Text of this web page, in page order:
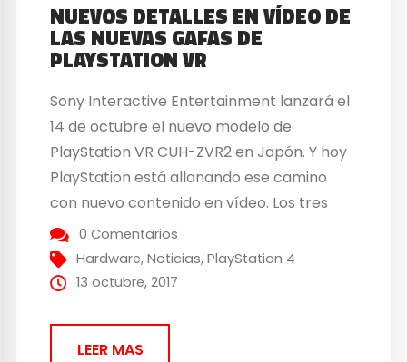
NUEVOS DETALLES EN VÍDEO DE
LAS NUEVAS GAFAS DE
PLAYSTATION VR
Sony Interactive Entertainment lanzará el
14 de octubre el nuevo modelo de
PlayStation VR CUH-ZVR2 en Japón. Y hoy
PlayStation está allanando ese camino
con nuevo contenido en vídeo. Los tres
primeros vídeos publicados son tutoriales
para el auricular, similares a los lanzados
hace un año, pero preparados para el
0 Comentarios
Hardware,Noticias,PlayStation 4
13 octubre, 2017
LEER MAS